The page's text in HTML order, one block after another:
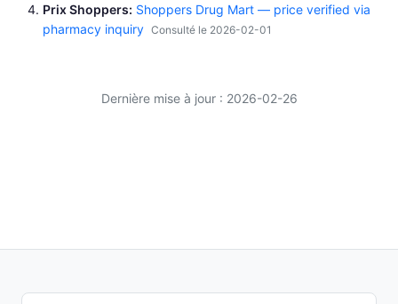
Prix Shoppers Shoppers Drug Mart — price verified via
pharmacy inquiry Consulté le 2026-02-01
Dernière mise à jour : 2026-02-26